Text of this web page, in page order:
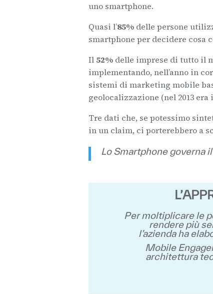
uno smartphone.
Quasi l’85% delle persone
smartphone per decidere cosa
Il 52% delle imprese di tutto il
implementando, nell’anno in
sistemi di marketing mobile
geolocalizzazione (nel 2013 era
Tre dati che, se potessimo
in un claim, ci porterebbero a
Lo Smartphone governa
Per moltiplicare le
rendere più
l’azienda ha
Mobile
architettura